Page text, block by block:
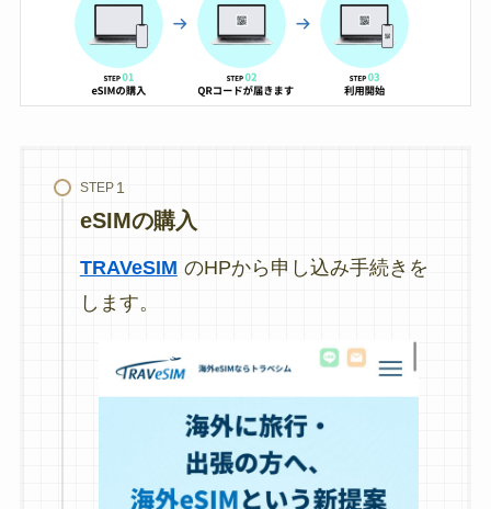
STEP
eSIMの購入
TRAVeSIM のHPから申し込み手続きを
します。